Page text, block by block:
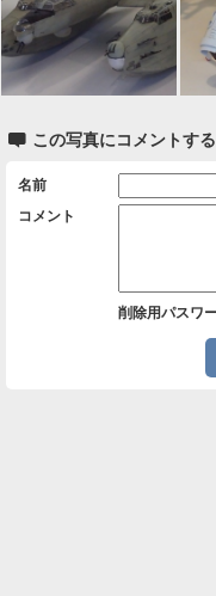
 この写真にコメントする
名前
コメント
削除用パスワ